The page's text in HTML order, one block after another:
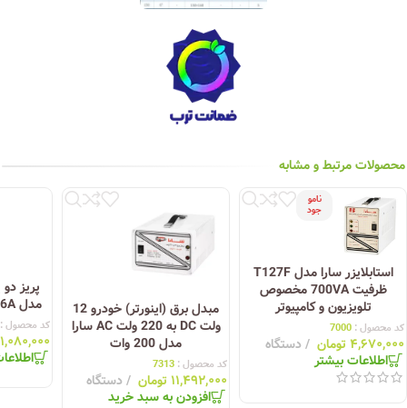
محصولات مرتبط و مشابه
نامو
جود
استابلایزر سارا مدل T127F
ظرفیت 700VA مخصوص
تلویزیون و کامپیوتر
کد محصول : 7000
۴,۶۷۰,۰۰۰ تومان دستگاه
اطلاعات بیشتر
مبدل برق (اینورتر) خودرو 12
ولت DC به 220 ولت AC سارا
مدل 200 وات
کد محصول : 7313
۱۱,۴۹۲,۰۰۰ تومان دستگاه
افزودن به سبد خرید
پریز
مدل PF-2TS16A واتر پروف
کد محصول
۱,۰۸۰,۰۰۰